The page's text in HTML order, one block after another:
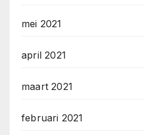
mei 2021
april 2021
maart 2021
februari 2021